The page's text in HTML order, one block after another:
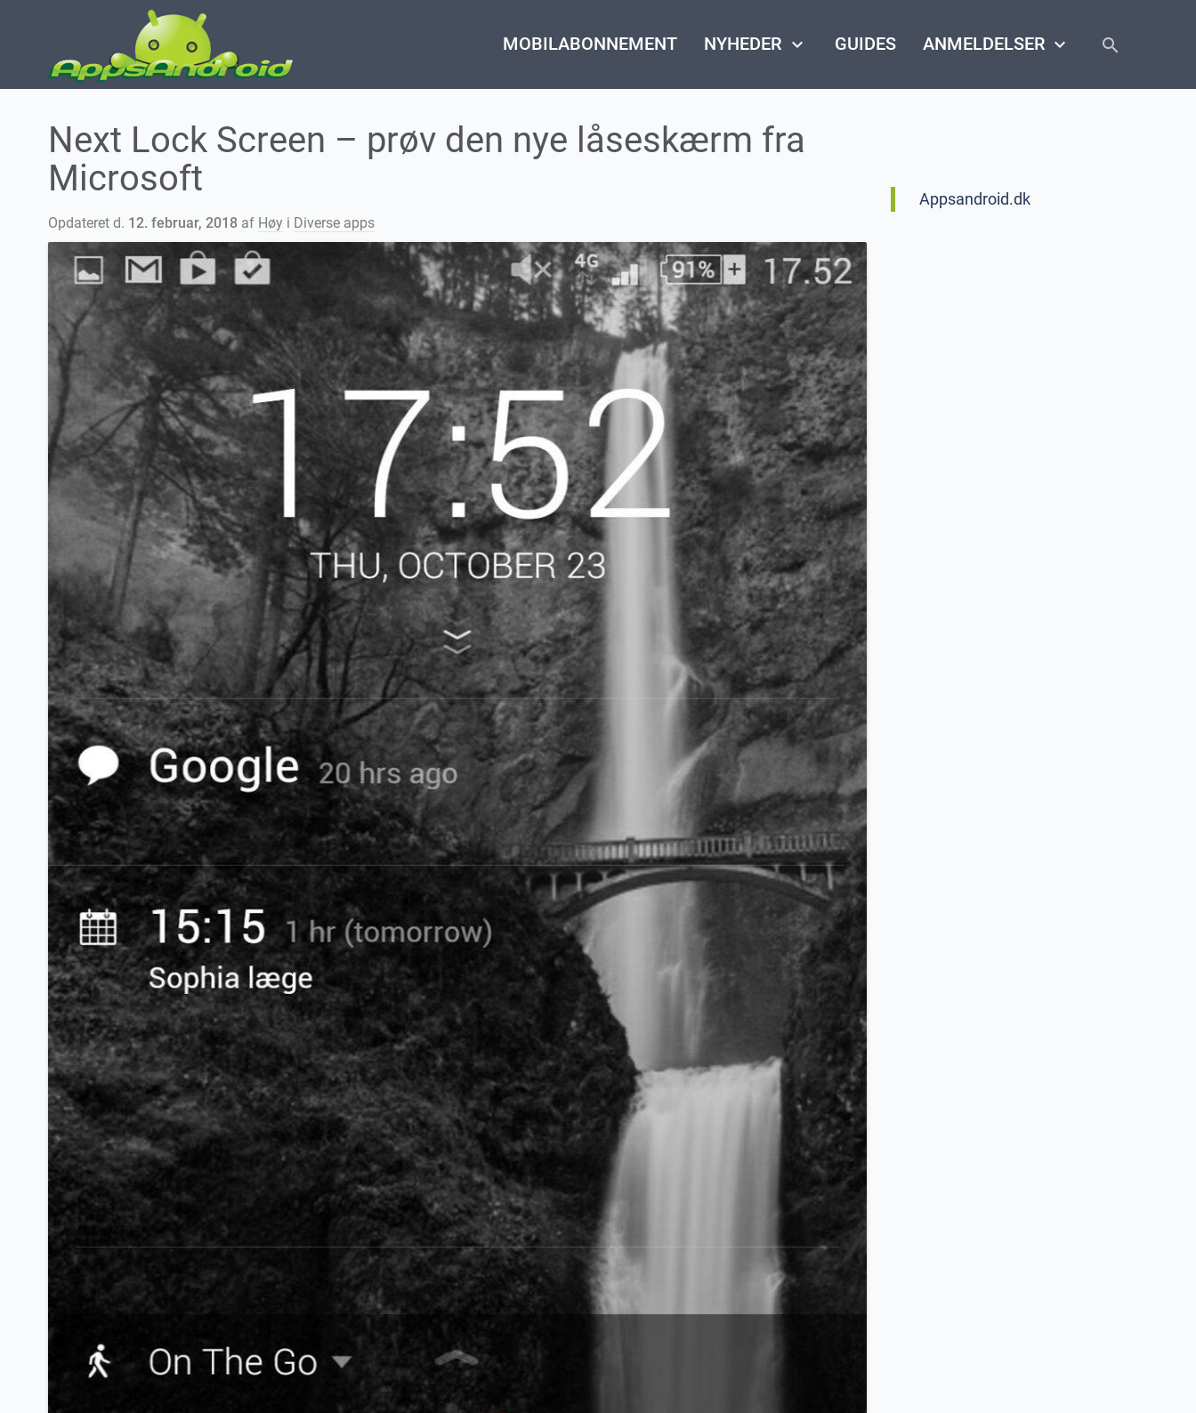
MOBILABONNEMENT NYHEDER keyboard_arrow_down GUIDES ANMELDELSER keyboard_arrow_down search
close
Next Lock Screen – prøv den nye låseskærm fra
Microsoft
Opdateret d. 12. februar, 2018af Høyi Diverse apps
Appsandroid.dk